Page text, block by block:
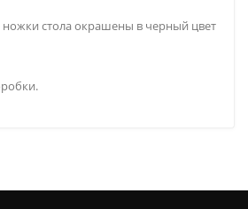
ножки стола окрашены в черный цвет